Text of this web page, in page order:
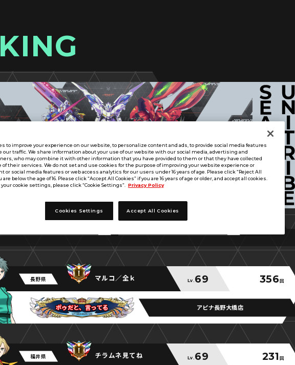
長野県 マルコ／全ｋ Lv. 69 356回
ポゥだと、言ってる
ポゥだと、言ってる
ポゥだと、言ってる アピナ長野大橋店
福井県 チラムネ見てね Lv. 69 231回
to improve your experience on our website, to personalize content and ads, to provide social media features
our traffic. We share information about your use of our website with our social media, advertising and
who may combine it with other information that you have provided to them or that they have collected
of their services. We do not set and use cookies for the purpose of improving your website experience or
or social media features or web access analytics for our users under 16 years of age. Please click “Reject All
are below the age of 16. Please click “Accept All Cookies” if you are 16 years of age or older, and accept all cookies.
cookie settings, please click “Cookie Settings”. Privacy Policy
Cookies Settings Accept All Cookies